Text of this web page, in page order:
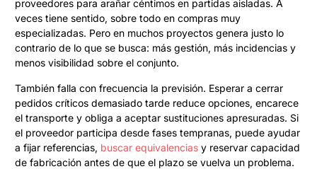
proveedores para arañar céntimos en partidas aisladas. A
veces tiene sentido, sobre todo en compras muy
especializadas. Pero en muchos proyectos genera justo lo
contrario de lo que se busca: más gestión, más incidencias y
menos visibilidad sobre el conjunto.
También falla con frecuencia la previsión. Esperar a cerrar
pedidos críticos demasiado tarde reduce opciones, encarece
el transporte y obliga a aceptar sustituciones apresuradas. Si
el proveedor participa desde fases tempranas, puede ayudar
a fijar referencias, buscar equivalencias y reservar capacidad
de fabricación antes de que el plazo se vuelva un problema.